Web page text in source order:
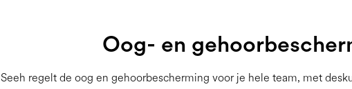
Oog- en
Seeh regelt de oog en gehoorbescherming voor je hele team, met